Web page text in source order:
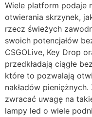
Wiele platform podaje
otwierania skrzynek,
rzecz świeżych
swoich potencjałów
CSGOLive, Key Drop
przedkładają ciągłe
które to pozwalają
nakładów
zwracać uwagę na
lampy led o wiele